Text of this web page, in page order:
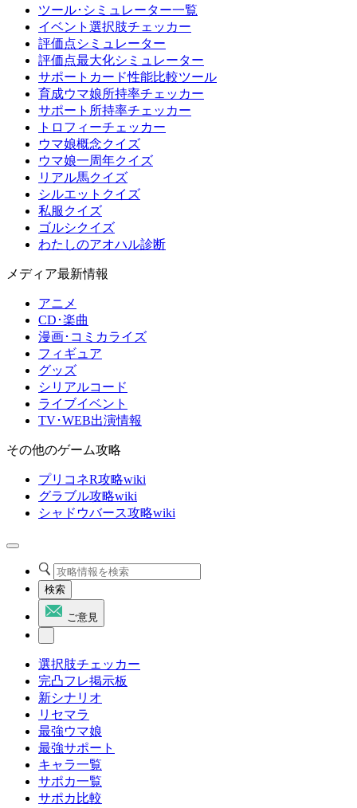
ツール･シミュレーター一覧
イベント選択肢チェッカー
評価点シミュレーター
評価点最大化シミュレーター
サポートカード性能比較ツール
育成ウマ娘所持率チェッカー
サポート所持率チェッカー
トロフィーチェッカー
ウマ娘概念クイズ
ウマ娘一周年クイズ
リアル馬クイズ
シルエットクイズ
私服クイズ
ゴルシクイズ
わたしのアオハル診断
メディア最新情報
アニメ
CD･楽曲
漫画･コミカライズ
フィギュア
グッズ
シリアルコード
ライブイベント
TV･WEB出演情報
その他のゲーム攻略
プリコネR攻略wiki
グラブル攻略wiki
シャドウバース攻略wiki
検索
ご意見
選択肢チェッカー
完凸フレ掲示板
新シナリオ
リセマラ
最強ウマ娘
最強サポート
キャラ一覧
サポカ一覧
サポカ比較